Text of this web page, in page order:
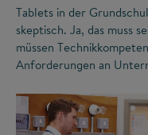
Tablets in der
skeptisch. Ja, das muss
müssen
Anforderungen an